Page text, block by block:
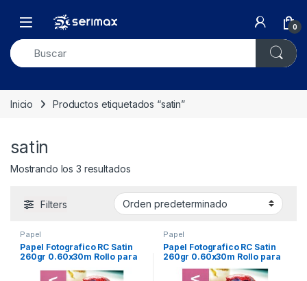
Open 0
Inicio Productos etiquetados “satin”
satin
Mostrando los 3 resultados
Filters
Papel
Papel Fotografico RC Satin
260gr 0.60x30m Rollo para
Papel
Papel Fotografico RC Satin
260gr 0.60x30m Rollo para